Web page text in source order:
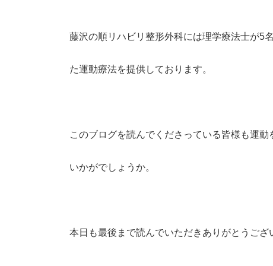
藤沢の順リハビリ整形外科には理学療法士が5
た運動療法を提供しております。
このブログを読んでくださっている皆様も運
いかがでしょうか。
本日も最後まで読んでいただきありがとうござ